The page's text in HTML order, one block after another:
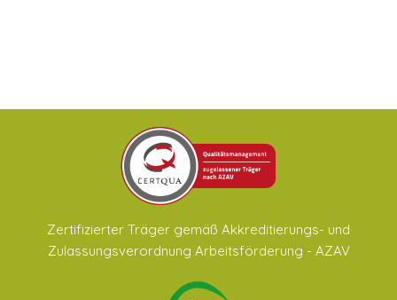
Zertifizierter Träger gemäß Akkreditierungs- und
Zulassungsverordnung Arbeitsförderung - AZAV